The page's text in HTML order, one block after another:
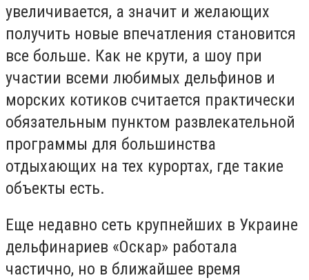
увеличивается, а значит и желающих
получить новые впечатления становится
все больше. Как не крути, а шоу при
участии всеми любимых дельфинов и
морских котиков считается практически
обязательным пунктом развлекательной
программы для большинства
отдыхающих на тех курортах, где такие
объекты есть.
Еще недавно сеть крупнейших в Украине
дельфинариев «Оскар» работала
частично, но в ближайшее время